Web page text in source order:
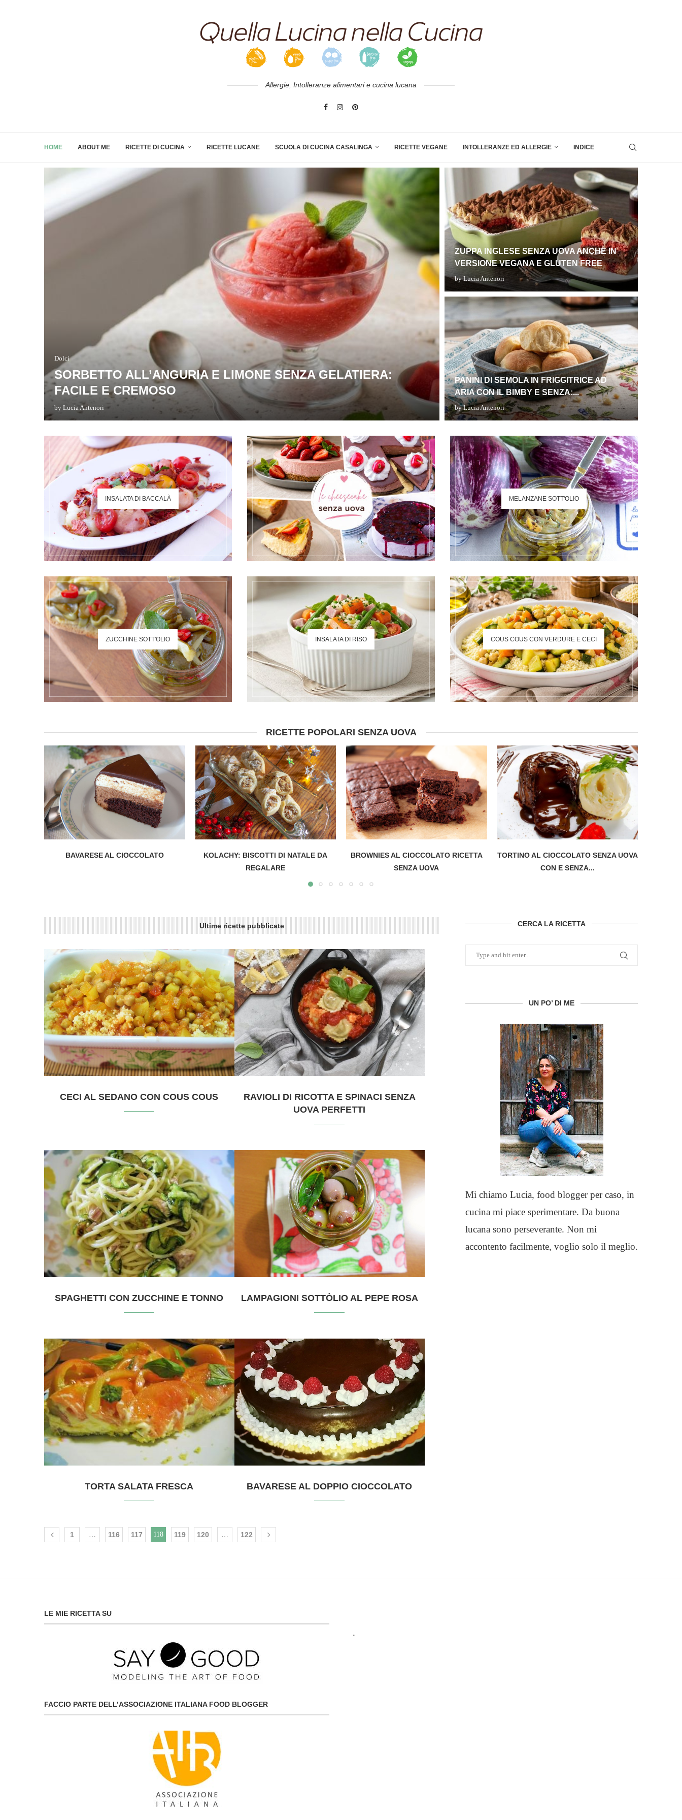
Allergie, Intolleranze alimentari e cucina lucana
HOME ABOUT ME RICETTE DI CUCINA RICETTE LUCANE SCUOLA DI CUCINA CASALINGA RICETTE VEGANE INTOLLERANZE ED ALLERGIE INDICE
Dolci
SORBETTO ALL’ANGURIA E LIMONE SENZA GELATIERA:
FACILE E CREMOSO
by Lucia Antenori
ZUPPA INGLESE SENZA UOVA ANCHE IN
VERSIONE VEGANA E GLUTEN FREE
byLucia Antenori
PANINI DI SEMOLA IN FRIGGITRICE AD
ARIA CON IL BIMBY E SENZA:...
byLucia Antenori
INSALATA DI BACCALÀ MELANZANE SOTT'OLIO
ZUCCHINE SOTT'OLIO INSALATA DI RISO COUS COUS CON VERDURE E CECI
RICETTE POPOLARI SENZA UOVA
BAVARESE AL CIOCCOLATO
KOLACHY: BISCOTTI DI NATALE DA
REGALARE
BROWNIES AL CIOCCOLATO RICETTA
SENZA UOVA
TORTINO AL CIOCCOLATO SENZA UOVA
CON E SENZA...
Ultime ricette pubblicate
CECI AL SEDANO CON COUS COUS
RAVIOLI DI RICOTTA E SPINACI SENZA
UOVA PERFETTI
SPAGHETTI CON ZUCCHINE E TONNO LAMPAGIONI SOTTÒLIO AL PEPE ROSA
TORTA SALATA FRESCA BAVARESE AL DOPPIO CIOCCOLATO
1 … 116 117 118 119 120 … 122
CERCA LA RICETTA
UN PO’ DI ME
Mi chiamo Lucia, food blogger per caso, in
cucina mi piace sperimentare. Da buona
lucana sono perseverante. Non mi
accontento facilmente, voglio solo il meglio.
LE MIE RICETTA SU
FACCIO PARTE DELL’ASSOCIAZIONE ITALIANA FOOD BLOGGER
.